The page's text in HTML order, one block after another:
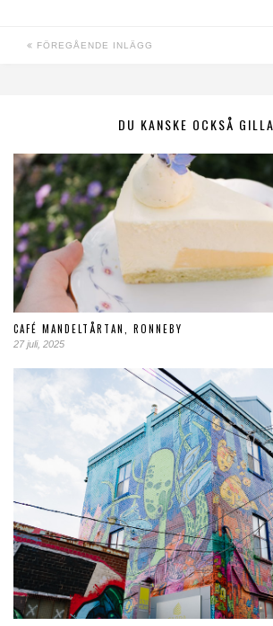
FÖREGÅENDE INLÄGG
DU KANSKE OCKSÅ
CAFÉ MANDELTÅRTAN, RONNEBY
27 juli, 2025